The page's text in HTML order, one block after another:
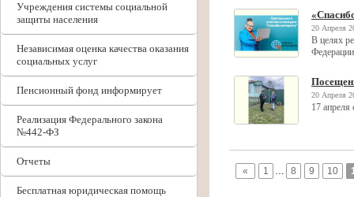
Учреждения системы социальной
защиты населения
Независимая оценка качества оказания
социальных услуг
Пенсионный фонд информирует
Реализация Федерального закона
№442-ФЗ
Отчеты
Бесплатная юридическая помощь
20 Апреля
В целях
20 Апреля
17 апреля
« 1 … 8 9 10